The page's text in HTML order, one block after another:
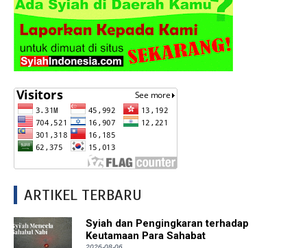
ARTIKEL TERBARU
Syiah dan Pengingkaran terhadap
Keutamaan Para Sahabat